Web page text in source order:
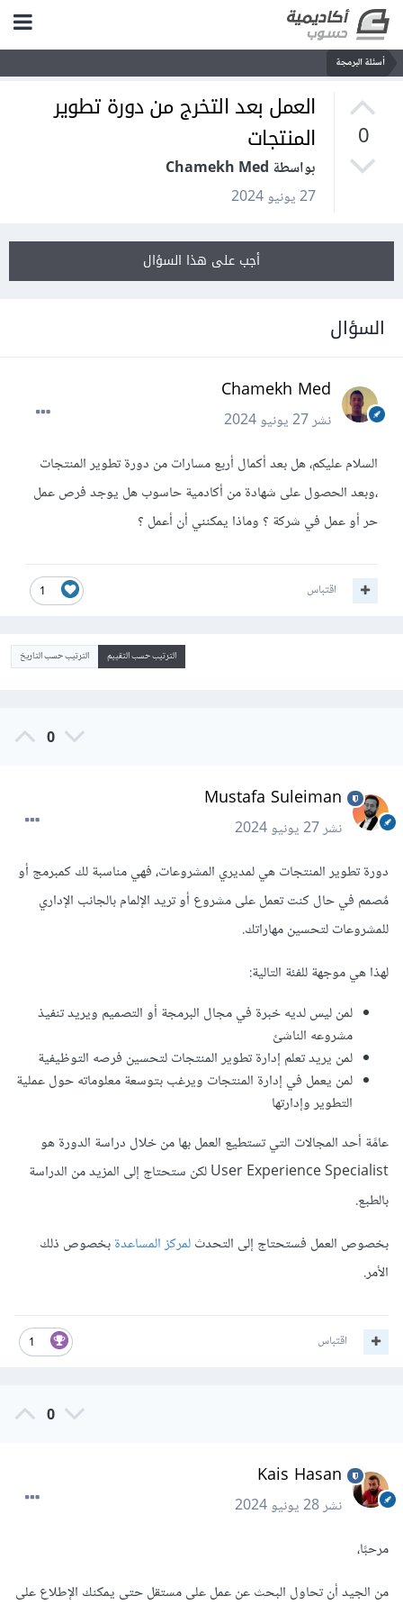
أسئلة البرمجة
0
العمل بعد التخرج من دورة تطوير
المنتجات
بواسطة Chamekh Med
27 يونيو 2024
أجب على هذا السؤال
السؤال
Chamekh Med
نشر27 يونيو 2024
السلام عليكم، هل بعد أكمال أربع مسارات من دورة تطوير المنتجات
،وبعد الحصول على شهادة من أكادمية حاسوب هل يوجد فرص عمل
حر أو عمل في شركة ؟ وماذا يمكنني أن أعمل ؟
1 اقتباس
الترتيب حسب التقييم الترتيب حسب التاريخ
0
Mustafa Suleiman
نشر27 يونيو 2024
دورة تطوير المنتجات هي لمديري المشروعات، فهي مناسبة لك كمبرمج أو
مٌصمم في حال كنت تعمل على مشروع أو تريد الإلمام بالجانب الإداري
للمشروعات لتحسين مهاراتك.
لهذا هي موجهة للفئة التالية:
لمن ليس لديه خبرة في مجال البرمجة أو التصميم ويريد تنفيذ
مشروعه الناشئ
لمن يريد تعلم إدارة تطوير المنتجات لتحسين فرصه التوظيفية
لمن يعمل في إدارة المنتجات ويرغب بتوسعة معلوماته حول عملية
التطوير وإدارتها
عامًة أحد المجالات التي تستطيع العمل بها من خلال دراسة الدورة هو
User Experience Specialist لكن ستحتاج إلى المزيد من الدراسة
بالطبع.
بخصوص العمل فستحتاج إلى التحدثلمركز المساعدةبخصوص ذلك
الأمر.
1 اقتباس
0
Kais Hasan
نشر28 يونيو 2024
مرحبًا،
من الجيد أن تحاول البحث عن عمل على مستقل حتى يمكنك الإطلاع على